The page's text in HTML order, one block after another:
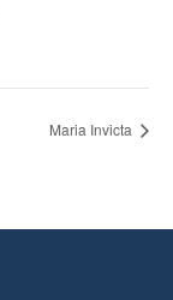
Maria Invicta